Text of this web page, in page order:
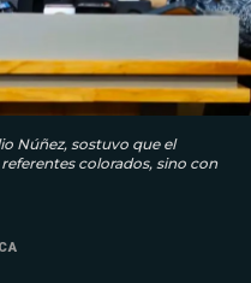
Núñez, sostuvo que el
colorados, sino con